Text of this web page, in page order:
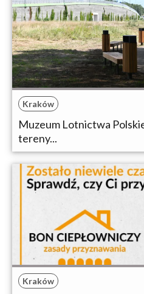
Kraków
Muzeum Lotnictwa
tereny...
Kraków